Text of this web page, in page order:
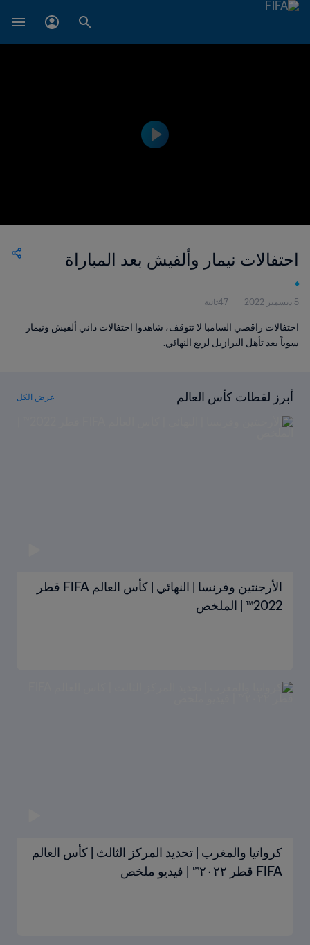
احتفالات نيمار وألفيش بعد المباراة
5 ديسمبر 2022 47ثانية
احتفالات راقصي السامبا لا تتوقف، شاهدوا احتفالات داني ألفيش ونيمار
سوياً بعد تأهل البرازيل لربع النهائي.
أبرز لقطات كأس العالم عرض الكل
الأرجنتين وفرنسا | النهائي | كأس العالم FIFA قطر
2022™ | الملخص
كرواتيا والمغرب | تحديد المركز الثالث | كأس العالم
FIFA قطر ٢٠٢٢™ | فيديو ملخص